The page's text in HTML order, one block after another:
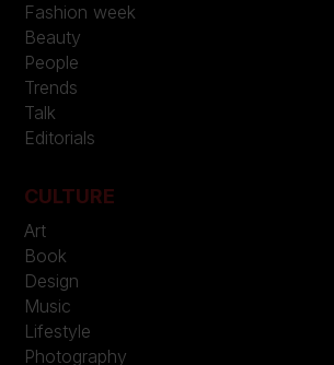
Fashion week
Beauty
People
Trends
Talk
Editorials
CULTURE
Art
Book
Design
Music
Lifestyle
Photography